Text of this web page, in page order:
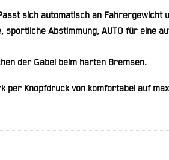
sich automatisch an Fahrergewicht
sportliche Abstimmung, AUTO für eine
der Gabel beim harten Bremsen.
per Knopfdruck von komfortabel auf